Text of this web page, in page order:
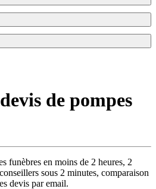
de pompes
funèbres en moins de 2 heures, 2
sous 2 minutes, comparaison
devis par email.